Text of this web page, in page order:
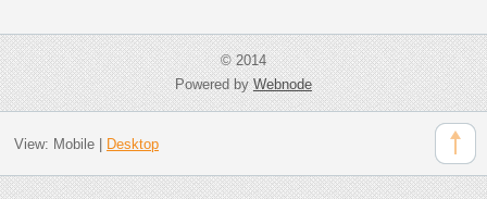
© 2014
Powered byWebnode
View: Mobile| Desktop